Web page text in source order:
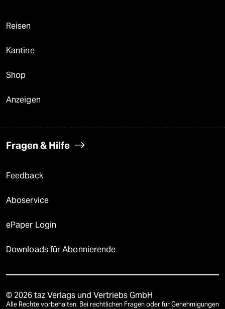
Reisen
Kantine
Shop
Anzeigen
Fragen & Hilfe
Feedback
Aboservice
ePaper Login
Downloads für Abonnierende
© 2026 taz Verlags und Vertriebs GmbH
Alle Rechte vorbehalten. Bei rechtlichen Fragen oder für Genehmigungen